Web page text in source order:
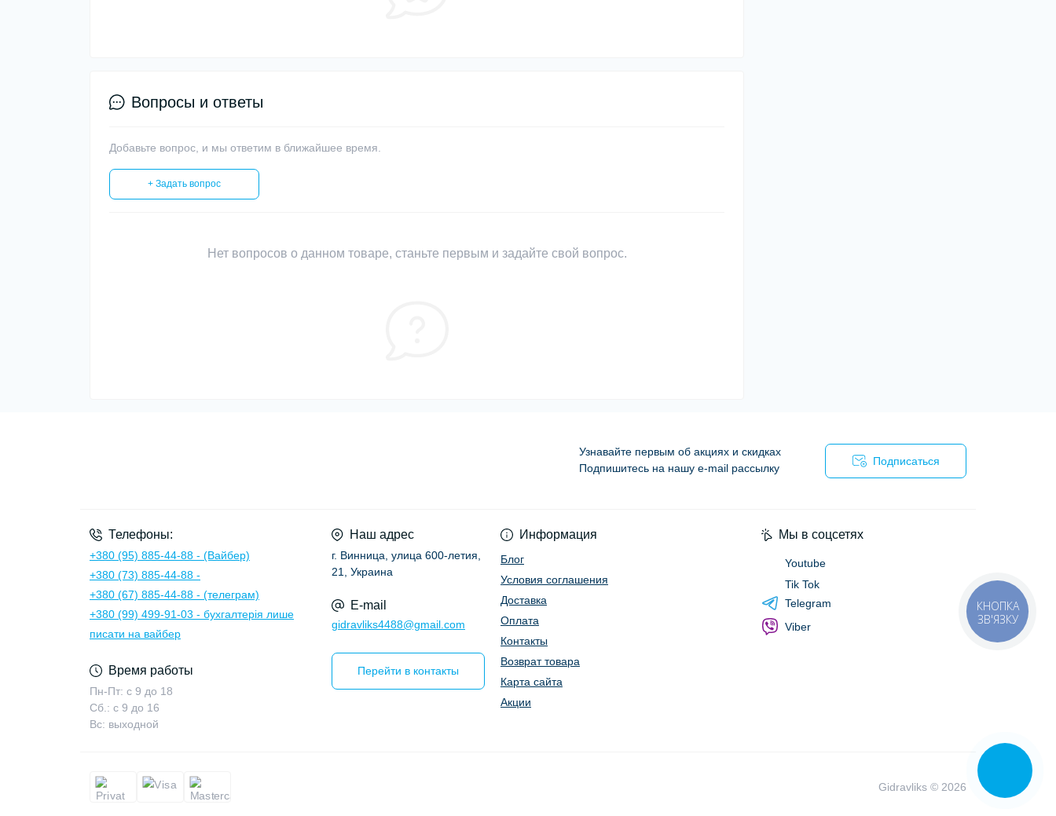
Вопросы и ответы
Добавьте вопрос, и мы ответим в ближайшее время.
+ Задать вопрос
Нет вопросов о данном товаре, станьте первым и задайте свой вопрос.
Узнавайте первым об акциях и скидках
Подпишитесь на нашу e-mail рассылку
Подписаться
Телефоны:
+380 (95) 885-44-88 - (Вайбер)
+380 (73) 885-44-88 -
+380 (67) 885-44-88 - (телеграм)
+380 (99) 499-91-03 - бухгалтерія лише
писати на вайбер
Время работы
Пн-Пт: с 9 до 18
Сб.: с 9 до 16
Вс: выходной
Наш адрес
г. Винница, улица 600-летия,
21, Украина
E-mail
gidravliks4488@gmail.com
Перейти в контакты
Информация
Блог
Условия соглашения
Доставка
Оплата
Контакты
Возврат товара
Карта сайта
Акции
Мы в соцсетях
Youtube
Tik Tok
Telegram
Viber
Gidravliks © 2026
КНОПКА
ЗВ'ЯЗКУ